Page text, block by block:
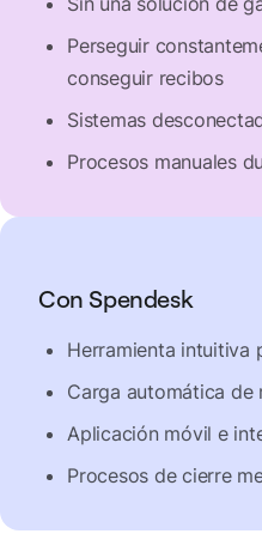
Perseguir
conseguir recibos
Sistemas
Procesos manuales
Con Spendesk
Herramienta intuitiva
Carga automática
Aplicación móvil e
Procesos de cierre